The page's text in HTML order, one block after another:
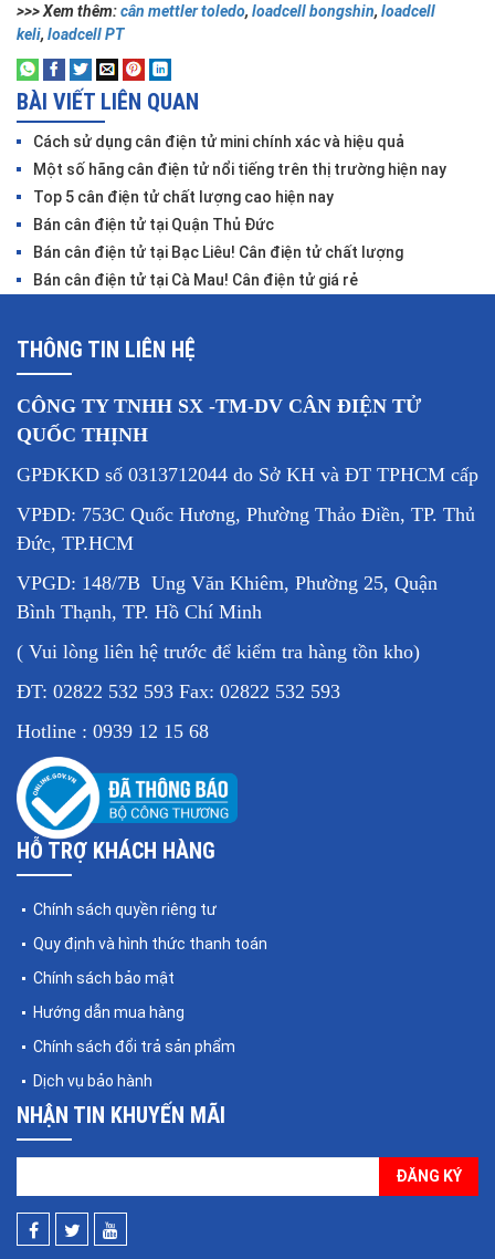
>>> Xem thêm:cân mettler toledo, loadcell bongshin, loadcell
keli, loadcell PT
BÀI VIẾT LIÊN QUAN
Cách sử dụng cân điện tử mini chính xác và hiệu quả
Một số hãng cân điện tử nổi tiếng trên thị trường hiện nay
Top 5 cân điện tử chất lượng cao hiện nay
Bán cân điện tử tại Quận Thủ Đức
Bán cân điện tử tại Bạc Liêu! Cân điện tử chất lượng
Bán cân điện tử tại Cà Mau! Cân điện tử giá rẻ
THÔNG TIN LIÊN HỆ
CÔNG TY TNHH SX -TM-DV CÂN ĐIỆN TỬ
QUỐC THỊNH
GPĐKKD số 0313712044 do Sở KH và ĐT TPHCM cấp
VPĐD: 753C Quốc Hương, Phường Thảo Điền, TP. Thủ
Đức, TP.HCM
VPGD: 148/7B Ung Văn Khiêm, Phường 25, Quận
Bình Thạnh, TP. Hồ Chí Minh
( Vui lòng liên hệ trước để kiểm tra hàng tồn kho)
ĐT: 02822 532 593 Fax: 02822 532 593
Hotline : 0939 12 15 68
HỖ TRỢ KHÁCH HÀNG
Chính sách quyền riêng tư
Quy định và hình thức thanh toán
Chính sách bảo mật
Hướng dẫn mua hàng
Chính sách đổi trả sản phẩm
Dịch vụ bảo hành
NHẬN TIN KHUYẾN MÃI
ĐĂNG KÝ